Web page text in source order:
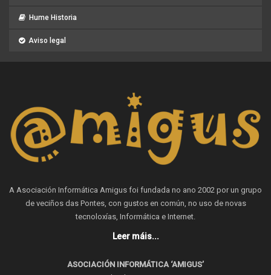
Hume Historia
Aviso legal
A Asociación Informática Amigus foi fundada no ano 2002 por un grupo
de veciños das Pontes, con gustos en común, no uso de novas
tecnoloxías, Informática e Internet.
Leer máis...
ASOCIACIÓN INFORMÁTICA ‘AMIGUS’